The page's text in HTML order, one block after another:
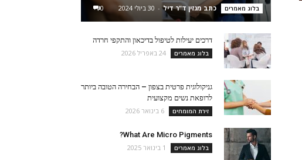
בלוג מאמרים כתב מגזין ד"ר דיל - 30 ביולי 2024 0
דרכים יעילות לטיפול בדיכאון והתקפי חרדה
בלוג מאמרים 24 באפריל 2026
גניקולוגית פרטית בצפון – הבחירה הטובה ביותר
לרופאת נשים מקצועית
זירת המומחים 6 בינואר 2026
What Are Micro Pigments?
בלוג מאמרים 1 בינואר 2025